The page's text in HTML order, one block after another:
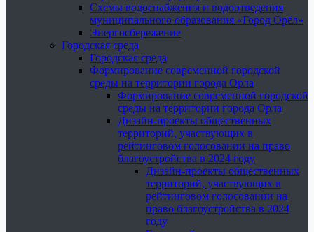
Схемы водоснабжения и водоотведения
муниципального образования «Город Орёл»
Энергосбережение
Городская среда
Городская среда
Формирование современной городской
среды на территории города Орла
Формирование современной городской
среды на территории города Орла
Дизайн-проекты общественных
территорий, участвующих в
рейтинговом голосовании на право
благоустройства в 2024 году
Дизайн-проекты общественных
территорий, участвующих в
рейтинговом голосовании на
право благоустройства в 2024
году